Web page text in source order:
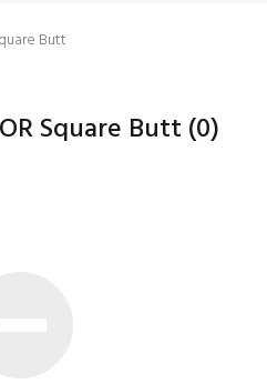
Butt
Square Butt (0)